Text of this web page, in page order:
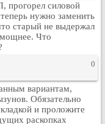
прогорел силовой
нужно заменить
старый не выдержал
Что
0
вариантам,
Обязательно
и проложите
раскопках